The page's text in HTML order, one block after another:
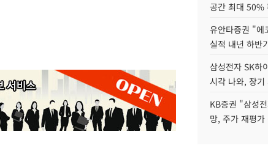
공간 최대 50%
유안타증권 "에
실적 내년 하반
삼성전자 SK하
시각 나와, 장
KB증권 "삼성
망, 주가 재평